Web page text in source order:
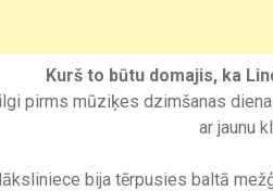
Kurš to būtu domajis, ka
pirms mūziķes dzimšanas
ar jaunu
bija tērpusies baltā